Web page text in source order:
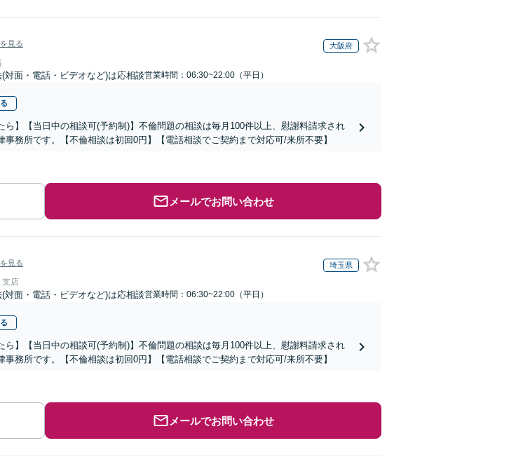
見る 大阪府
対面・電話・ビデオなど)は応相談営業時間：06:30~22:00（平日）
ら】【当日中の相談可(予約制)】不倫問題の相談は毎月100件以上、慰謝料請求され
務所です。【不倫相談は初回0円】【電話相談でご契約まで対応可/来所不要】
メールでお問い合わせ
見る 埼玉県
支店
対面・電話・ビデオなど)は応相談営業時間：06:30~22:00（平日）
ら】【当日中の相談可(予約制)】不倫問題の相談は毎月100件以上、慰謝料請求され
務所です。【不倫相談は初回0円】【電話相談でご契約まで対応可/来所不要】
メールでお問い合わせ